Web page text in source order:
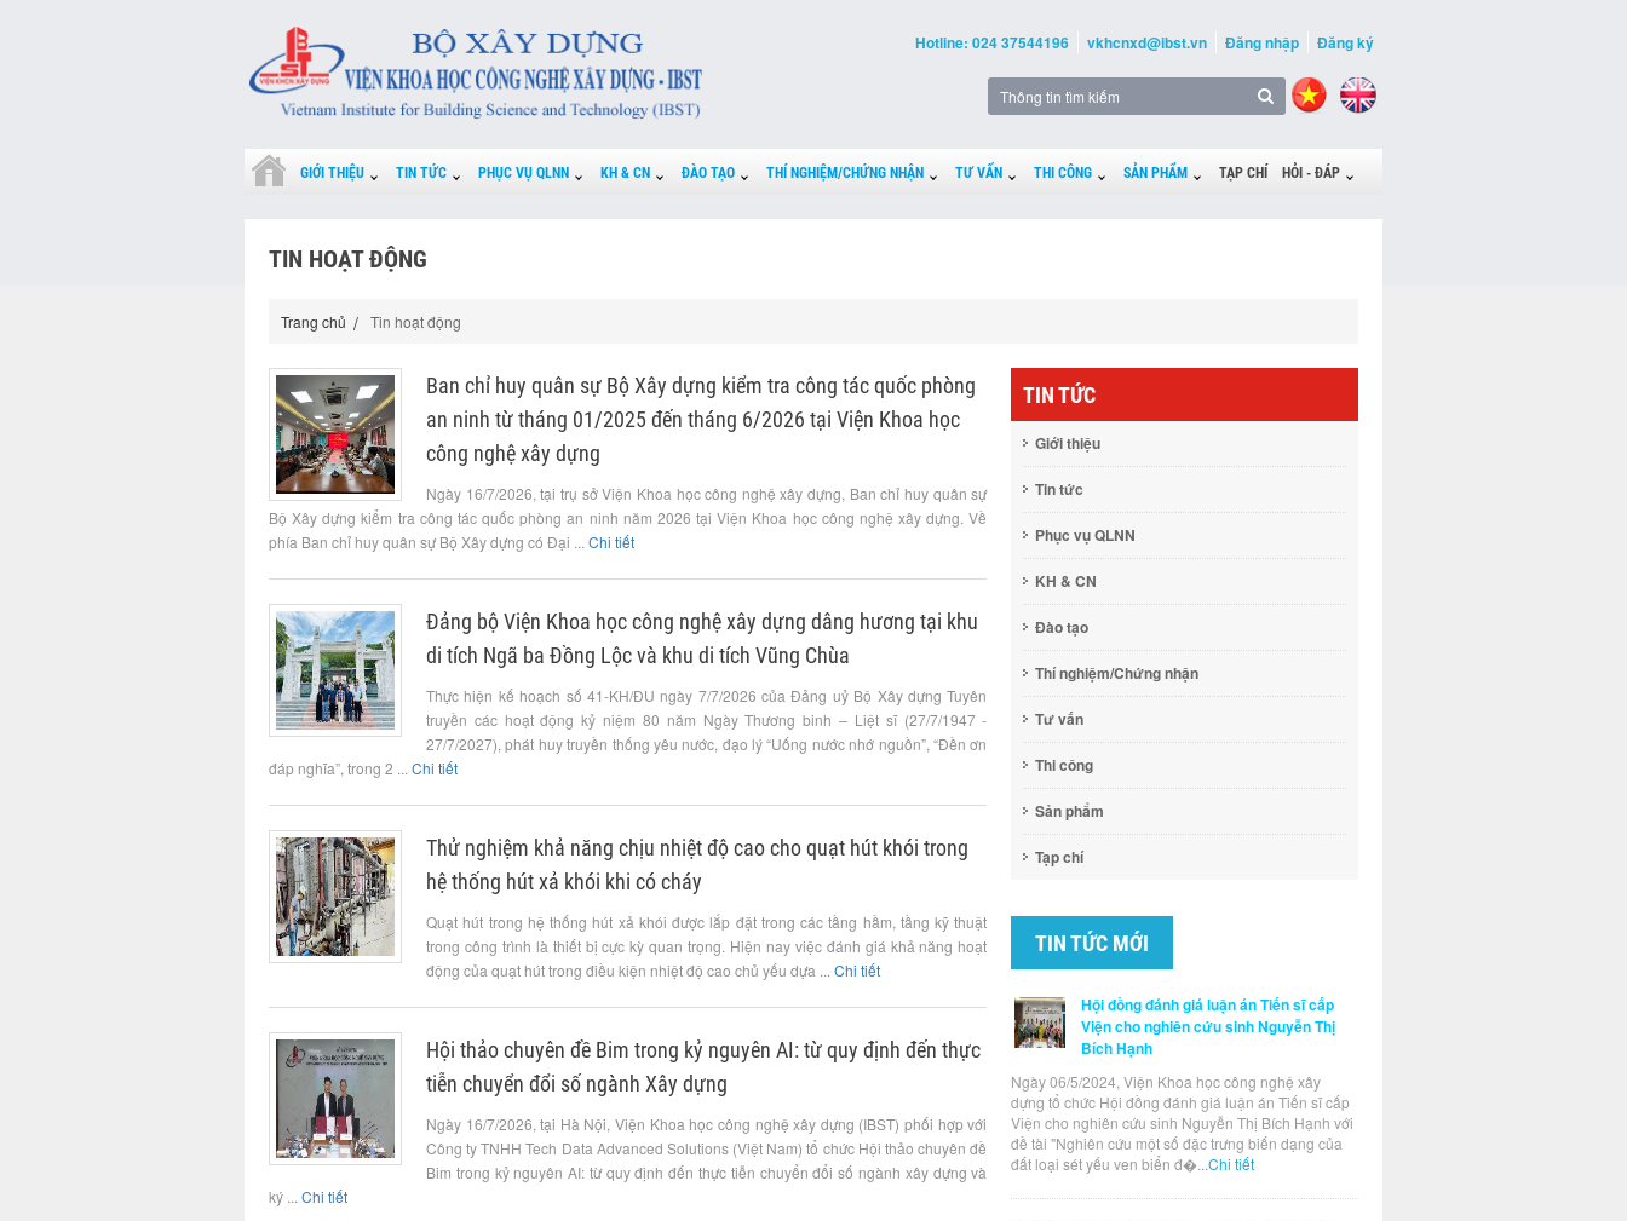
Hotline: 024 37544196 vkhcnxd@ibst.vn Đăng nhập Đăng ký
GIỚI THIỆU TIN TỨC PHỤC VỤ QLNN KH & CN ĐÀO TẠO THÍ NGHIỆM/CHỨNG NHẬN TƯ VẤN THI CÔNG SẢN PHẨM TẠP CHÍ HỎI - ĐÁP
TIN HOẠT ĐỘNG
Trang chủ Tin hoạt động
Ban chỉ huy quân sự Bộ Xây dựng kiểm tra công tác quốc phòng
an ninh từ tháng 01/2025 đến tháng 6/2026 tại Viện Khoa học
công nghệ xây dựng
Ngày 16/7/2026, tại trụ sở Viện Khoa học công nghệ xây dựng, Ban chỉ huy quân sự
Bộ Xây dựng kiểm tra công tác quốc phòng an ninh năm 2026 tại Viện Khoa học công nghệ xây dựng. Về
phía Ban chỉ huy quân sự Bộ Xây dựng có Đại ... Chi tiết
Đảng bộ Viện Khoa học công nghệ xây dựng dâng hương tại khu
di tích Ngã ba Đồng Lộc và khu di tích Vũng Chùa
Thực hiện kế hoạch số 41-KH/ĐU ngày 7/7/2026 của Đảng uỷ Bộ Xây dựng Tuyên
truyền các hoạt động kỷ niệm 80 năm Ngày Thương binh – Liệt sĩ (27/7/1947 -
27/7/2027), phát huy truyền thống yêu nước, đạo lý “Uống nước nhớ nguồn”, “Đền ơn
đáp nghĩa”, trong 2 ... Chi tiết
Thử nghiệm khả năng chịu nhiệt độ cao cho quạt hút khói trong
hệ thống hút xả khói khi có cháy
Quạt hút trong hệ thống hút xả khói được lắp đặt trong các tầng hầm, tầng kỹ thuật
trong công trình là thiết bị cực kỳ quan trọng. Hiện nay việc đánh giá khả năng hoạt
động của quạt hút trong điều kiện nhiệt độ cao chủ yếu dựa ... Chi tiết
Hội thảo chuyên đề Bim trong kỷ nguyên AI: từ quy định đến thực
tiễn chuyển đổi số ngành Xây dựng
Ngày 16/7/2026, tại Hà Nội, Viện Khoa học công nghệ xây dựng (IBST) phối hợp với
Công ty TNHH Tech Data Advanced Solutions (Việt Nam) tổ chức Hội thảo chuyên đề
Bim trong kỷ nguyên AI: từ quy định đến thực tiễn chuyển đổi số ngành xây dựng và
ký ... Chi tiết
TIN TỨC
Giới thiệu
Tin tức
Phục vụ QLNN
KH & CN
Đào tạo
Thí nghiệm/Chứng nhận
Tư vấn
Thi công
Sản phẩm
Tạp chí
TIN TỨC MỚI
Hội đồng đánh giá luận án Tiến sĩ cấp
Viện cho nghiên cứu sinh Nguyễn Thị
Bích Hạnh
Ngày 06/5/2024, Viện Khoa học công nghệ xây
dựng tổ chức Hội đồng đánh giá luận án Tiến sĩ cấp
Viện cho nghiên cứu sinh Nguyễn Thị Bích Hạnh với
đề tài "Nghiên cứu một số đặc trưng biến dạng của
đất loại sét yếu ven biển đ�...Chi tiết